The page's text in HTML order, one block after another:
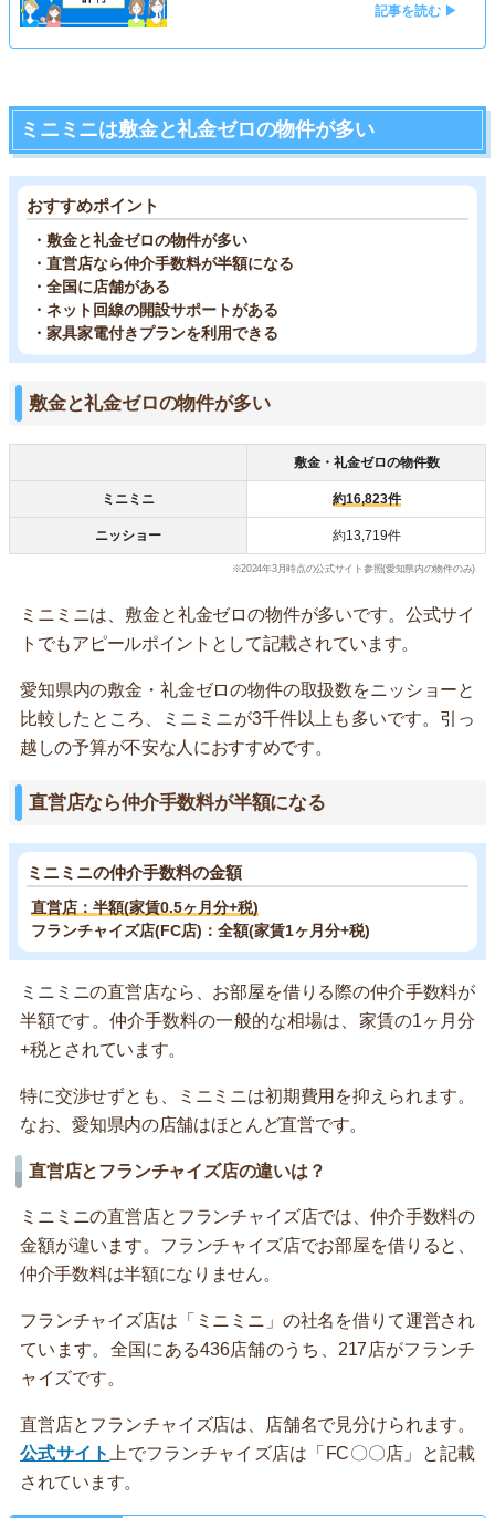
記事を読む ▶
ミニミニは敷金と礼金ゼロの物件が多い
おすすめポイント
・敷金と礼金ゼロの物件が多い
・直営店なら仲介手数料が半額になる
・全国に店舗がある
・ネット回線の開設サポートがある
・家具家電付きプランを利用できる
敷金と礼金ゼロの物件が多い
敷金・礼金ゼロの物件数
ミニミニ 約16,823件
ニッショー 約13,719件
※2024年3月時点の公式サイト参照(愛知県内の物件のみ)
ミニミニは、敷金と礼金ゼロの物件が多いです。公式サイ
トでもアピールポイントとして記載されています。
愛知県内の敷金・礼金ゼロの物件の取扱数をニッショーと
比較したところ、ミニミニが3千件以上も多いです。引っ
越しの予算が不安な人におすすめです。
直営店なら仲介手数料が半額になる
ミニミニの仲介手数料の金額
直営店：半額(家賃0.5ヶ月分+税)
フランチャイズ店(FC店)：全額(家賃1ヶ月分+税)
ミニミニの直営店なら、お部屋を借りる際の仲介手数料が
半額です。仲介手数料の一般的な相場は、家賃の1ヶ月分
+税とされています。
特に交渉せずとも、ミニミニは初期費用を抑えられます。
なお、愛知県内の店舗はほとんど直営です。
直営店とフランチャイズ店の違いは？
ミニミニの直営店とフランチャイズ店では、仲介手数料の
金額が違います。フランチャイズ店でお部屋を借りると、
仲介手数料は半額になりません。
フランチャイズ店は「ミニミニ」の社名を借りて運営され
ています。全国にある436店舗のうち、217店がフランチ
ャイズです。
直営店とフランチャイズ店は、店舗名で見分けられます。
公式サイト
上でフランチャイズ店は「FC〇〇店」と記載
されています。